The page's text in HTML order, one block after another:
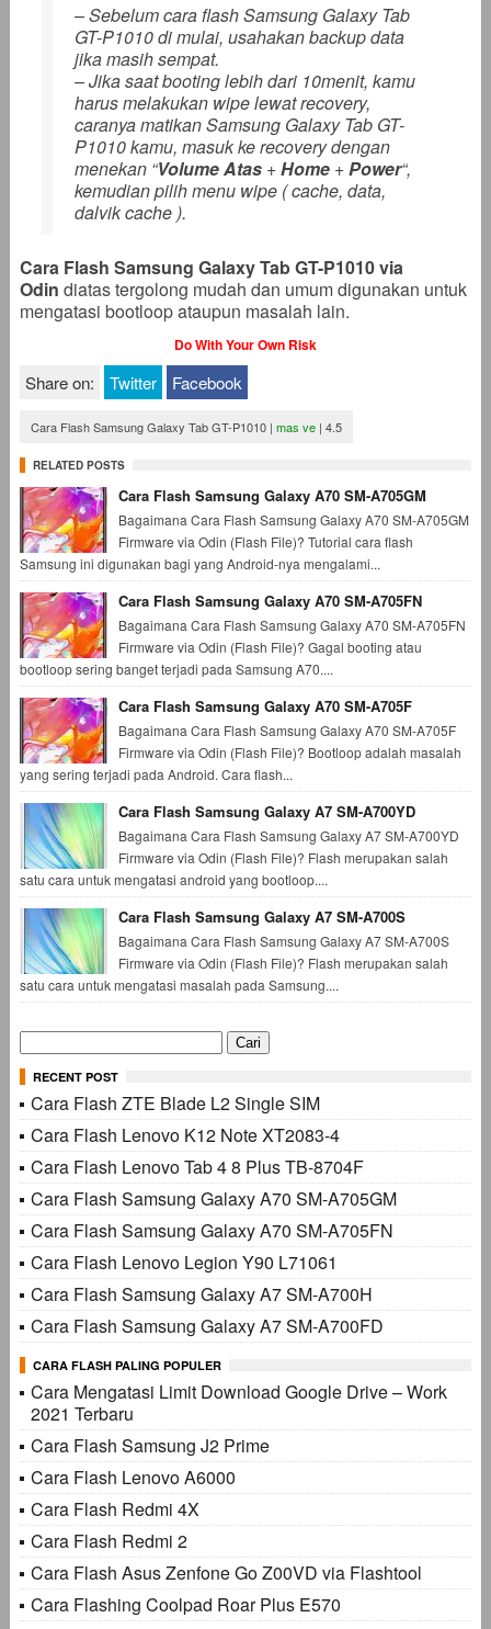
– Sebelum cara flash Samsung Galaxy Tab
GT-P1010 di mulai, usahakan backup data
jika masih sempat.
– Jika saat booting lebih dari 10menit, kamu
harus melakukan wipe lewat recovery,
caranya matikan Samsung Galaxy Tab GT-
P1010 kamu, masuk ke recovery dengan
menekan “Volume Atas+Home+Power“,
kemudian pilih menu wipe ( cache, data,
dalvik cache ).
Cara Flash Samsung Galaxy Tab GT-P1010 via
Odin diatas tergolong mudah dan umum digunakan untuk
mengatasi bootloop ataupun masalah lain.
Do With Your Own Risk
Share on: Twitter Facebook
Cara Flash Samsung Galaxy Tab GT-P1010| mas ve | 4.5
RELATED POSTS
Cara Flash Samsung Galaxy A70 SM-A705GM
Bagaimana Cara Flash Samsung Galaxy A70 SM-A705GM
Firmware via Odin (Flash File)? Tutorial cara flash
Samsung ini digunakan bagi yang Android-nya mengalami...
Cara Flash Samsung Galaxy A70 SM-A705FN
Bagaimana Cara Flash Samsung Galaxy A70 SM-A705FN
Firmware via Odin (Flash File)? Gagal booting atau
bootloop sering banget terjadi pada Samsung A70....
Cara Flash Samsung Galaxy A70 SM-A705F
Bagaimana Cara Flash Samsung Galaxy A70 SM-A705F
Firmware via Odin (Flash File)? Bootloop adalah masalah
yang sering terjadi pada Android. Cara flash...
Cara Flash Samsung Galaxy A7 SM-A700YD
Bagaimana Cara Flash Samsung Galaxy A7 SM-A700YD
Firmware via Odin (Flash File)? Flash merupakan salah
satu cara untuk mengatasi android yang bootloop....
Cara Flash Samsung Galaxy A7 SM-A700S
Bagaimana Cara Flash Samsung Galaxy A7 SM-A700S
Firmware via Odin (Flash File)? Flash merupakan salah
satu cara untuk mengatasi masalah pada Samsung....
Cari
untuk:
RECENT POST
Cara Flash ZTE Blade L2 Single SIM
Cara Flash Lenovo K12 Note XT2083-4
Cara Flash Lenovo Tab 4 8 Plus TB-8704F
Cara Flash Samsung Galaxy A70 SM-A705GM
Cara Flash Samsung Galaxy A70 SM-A705FN
Cara Flash Lenovo Legion Y90 L71061
Cara Flash Samsung Galaxy A7 SM-A700H
Cara Flash Samsung Galaxy A7 SM-A700FD
CARA FLASH PALING POPULER
Cara Mengatasi Limit Download Google Drive – Work
2021 Terbaru
Cara Flash Samsung J2 Prime
Cara Flash Lenovo A6000
Cara Flash Redmi 4X
Cara Flash Redmi 2
Cara Flash Asus Zenfone Go Z00VD via Flashtool
Cara Flashing Coolpad Roar Plus E570